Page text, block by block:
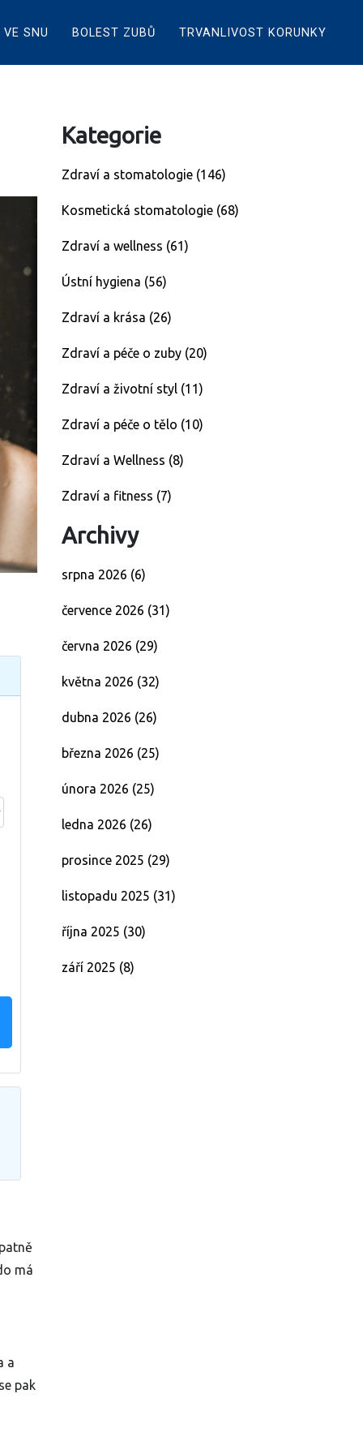
VE SNU BOLEST ZUBŮ TRVANLIVOST KORUNKY
má
a
pak
Kategorie
Zdraví a stomatologie (146)
Kosmetická stomatologie (68)
Zdraví a wellness (61)
Ústní hygiena (56)
Zdraví a krása (26)
Zdraví a péče o zuby (20)
Zdraví a životní styl (11)
Zdraví a péče o tělo (10)
Zdraví a Wellness (8)
Zdraví a fitness (7)
Archivy
srpna 2026 (6)
července 2026 (31)
června 2026 (29)
května 2026 (32)
dubna 2026 (26)
března 2026 (25)
února 2026 (25)
ledna 2026 (26)
prosince 2025 (29)
listopadu 2025 (31)
října 2025 (30)
září 2025 (8)